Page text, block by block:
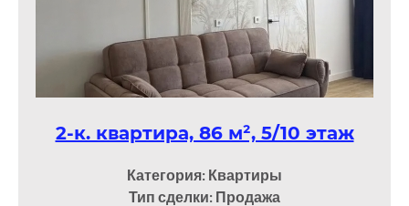
2-к. квартира, 86 м², 5/10 этаж
Категория: Квартиры
Тип сделки: Продажа